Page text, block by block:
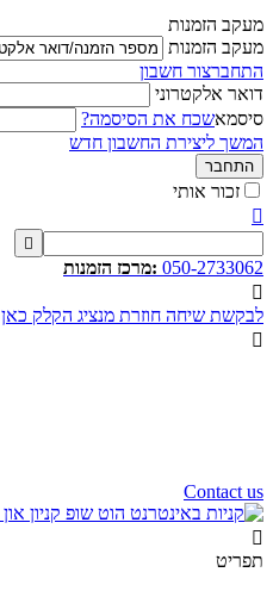
מעקב הזמנות
מעקב הזמנות
התחברצור חשבון
דואר אלקטרוני
סיסמאשכח את הסיסמה?
המשך ליצירת החשבון חדש
התחבר
זכור אותי


050-2733062 :מרכז הזמנות

לבקשת שיחה חוזרת מנציג הקלק כאן

Contact us

תפריט